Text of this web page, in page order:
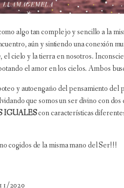
algo tan complejo y sencillo a la
aún y sintiendo una conexión
el cielo y la tierra en nosotros.
el amor en los cielos. Ambos
y autoengaño del pensamiento del
que somos un ser divino con
IGUALEScon características
cogidos de la misma mano del Ser!!!
2020